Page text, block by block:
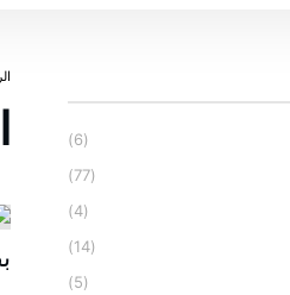
(6)
(77)
(4)
(14)
(5)